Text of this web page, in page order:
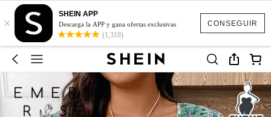
CONSEGUIR
×
SHEIN APP
Descarga la APP y gana ofertas exclusivas
(1,319)